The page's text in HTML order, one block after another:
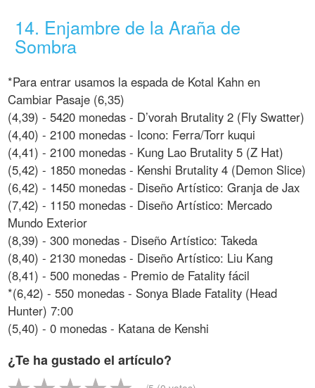
14. Enjambre de la Araña de
Sombra
*Para entrar usamos la espada de Kotal Kahn en
Cambiar Pasaje (6,35)
(4,39) - 5420 monedas - D’vorah Brutality 2 (Fly Swatter)
(4,40) - 2100 monedas - Icono: Ferra/Torr kuqui
(4,41) - 2100 monedas - Kung Lao Brutality 5 (Z Hat)
(5,42) - 1850 monedas - Kenshi Brutality 4 (Demon Slice)
(6,42) - 1450 monedas - Diseño Artístico: Granja de Jax
(7,42) - 1150 monedas - Diseño Artístico: Mercado
Mundo Exterior
(8,39) - 300 monedas - Diseño Artístico: Takeda
(8,40) - 2130 monedas - Diseño Artístico: Liu Kang
(8,41) - 500 monedas - Premio de Fatality fácil
*(6,42) - 550 monedas - Sonya Blade Fatality (Head
Hunter) 7:00
(5,40) - 0 monedas - Katana de Kenshi
¿Te ha gustado el artículo?